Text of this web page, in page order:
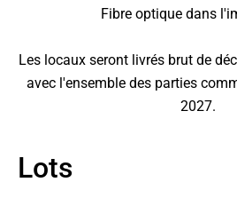
Fibre optique dans
Les locaux seront livrés brut de
avec l'ensemble des parties
2027.
Lots